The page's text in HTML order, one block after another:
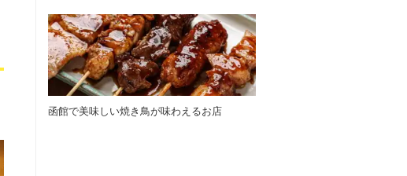
函館で美味しい焼き鳥が味わえるお店